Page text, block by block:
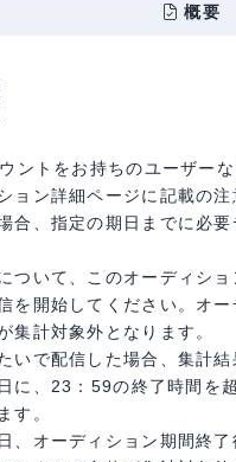
概要
ウントをお持ちのユーザー
ョン詳細ページに記載の
合、指定の期日までに必
ついて、このオーディシ
を開始してください。オ
集計対象外となります。
いで配信した場合、集計
に、23：59の終了時間を
す。
、オーディション期間終